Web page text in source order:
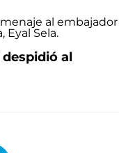
al